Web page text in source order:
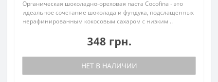
Органическая шоколадно-ореховая паста Cocofina - это
идеальное сочетание шоколада и фундука, подслащенных
нерафинированным кокосовым сахаром с низким ..
348 грн.
НЕТ В НАЛИЧИИ